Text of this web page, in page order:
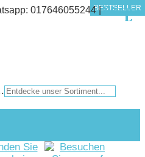
017646055244 |Kontakt
BESTSELLER
BESTSELLER
BESTSELLER
BESTSELLER
BESTSELLER
BESTSELLER
BESTSELLER
BESTSELLER
BESTSELLER
BESTSELLER